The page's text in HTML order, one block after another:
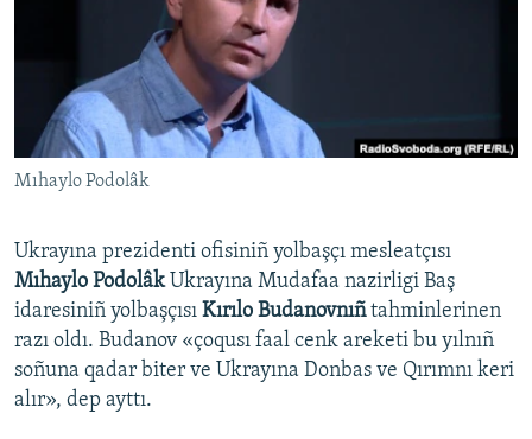
Українською
QOŞULIÑIZ!
RFE/RS bütün saytları
Mıhaylo Podolâk
Ukrayına prezidenti ofisiniñ yolbaşçı mesleatçısı
Mıhaylo Podolâk Ukrayına Mudafaa nazirligi Baş
idaresiniñ yolbaşçısı Kırılo Budanovnıñtahminlerinen
razı oldı. Budanov «çoqusı faal cenk areketi bu yılnıñ
soñuna qadar biter ve Ukrayına Donbas ve Qırımnı keri
alır», dep ayttı.